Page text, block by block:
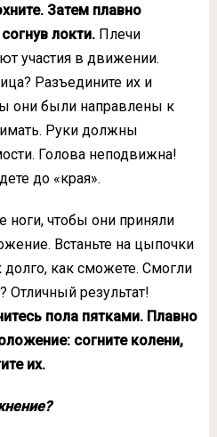
Затем плавно
локти.Плечи
участия в движении.
Разъедините их и
они были направлены к
Руки должны
Голова неподвижна!
до «края».
ноги, чтобы они приняли
Встаньте на цыпочки
долго, как сможете. Смогли
Отличный результат!
пола пятками. Плавно
согните колени,
их.